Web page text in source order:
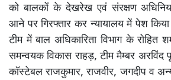
को बालकों के देखरेख एवं संरक्षण
आने पर गिरफ्तार कर न्यायालय में पेश किया
टीम में बाल अधिकारिता विभाग के रोहित
समन्वयक विकास राहड़, टीम मैम्बर
कॉस्टेबल राजकुमार, राजवीर, जगदीप व